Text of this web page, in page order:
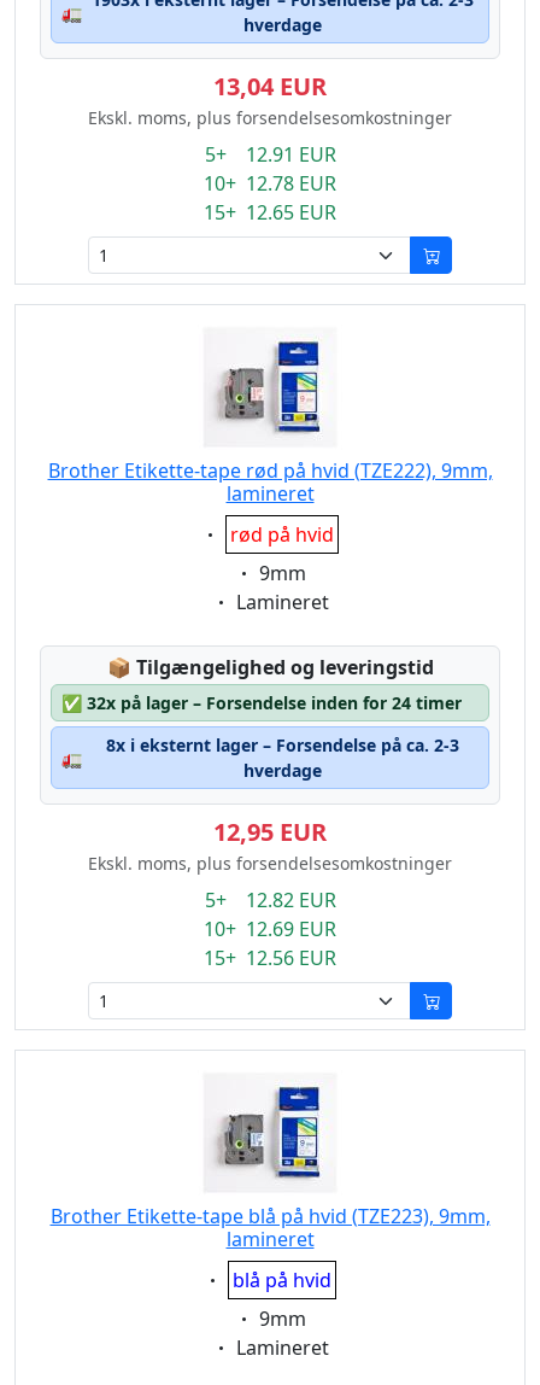
🚛
hverdage
13,04 EUR
Ekskl. moms, plus forsendelsesomkostninger
5+ 12.91 EUR
10+ 12.78 EUR
15+ 12.65 EUR
Brother Etikette-tape rød på hvid (TZE222), 9mm,
lamineret
Eigenschaft:
rød på hvid
Eigenschaft:
9mm
Eigenschaft:
Lamineret
📦 Lagerstatus:
Tilgængelighed og leveringstid
✅ 32x på lager – Forsendelse inden for 24 timer
🚛
8x i eksternt lager – Forsendelse på ca. 2-3
hverdage
12,95 EUR
Ekskl. moms, plus forsendelsesomkostninger
5+ 12.82 EUR
10+ 12.69 EUR
15+ 12.56 EUR
Brother Etikette-tape blå på hvid (TZE223), 9mm,
lamineret
Eigenschaft:
blå på hvid
Eigenschaft:
9mm
Eigenschaft:
Lamineret